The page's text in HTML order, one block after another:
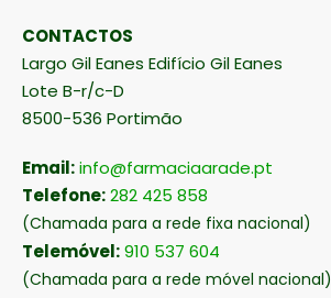
CONTACTOS
Largo Gil Eanes Edifício Gil Eanes
Lote B-r/c-D
8500-536 Portimão
Email:info@farmaciaarade.pt
Telefone:282 425 858
(Chamada para a rede fixa nacional)
Telemóvel:910 537 604
(Chamada para a rede móvel nacional)